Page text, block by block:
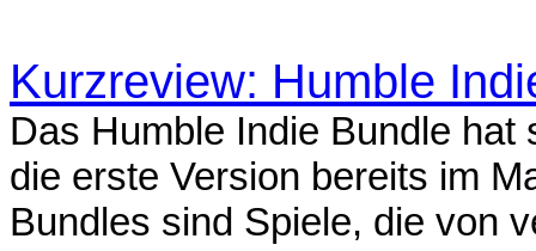
Kurzreview: Humble
Das Humble Indie Bundle
die erste Version bereits im
Bundles sind Spiele, die von